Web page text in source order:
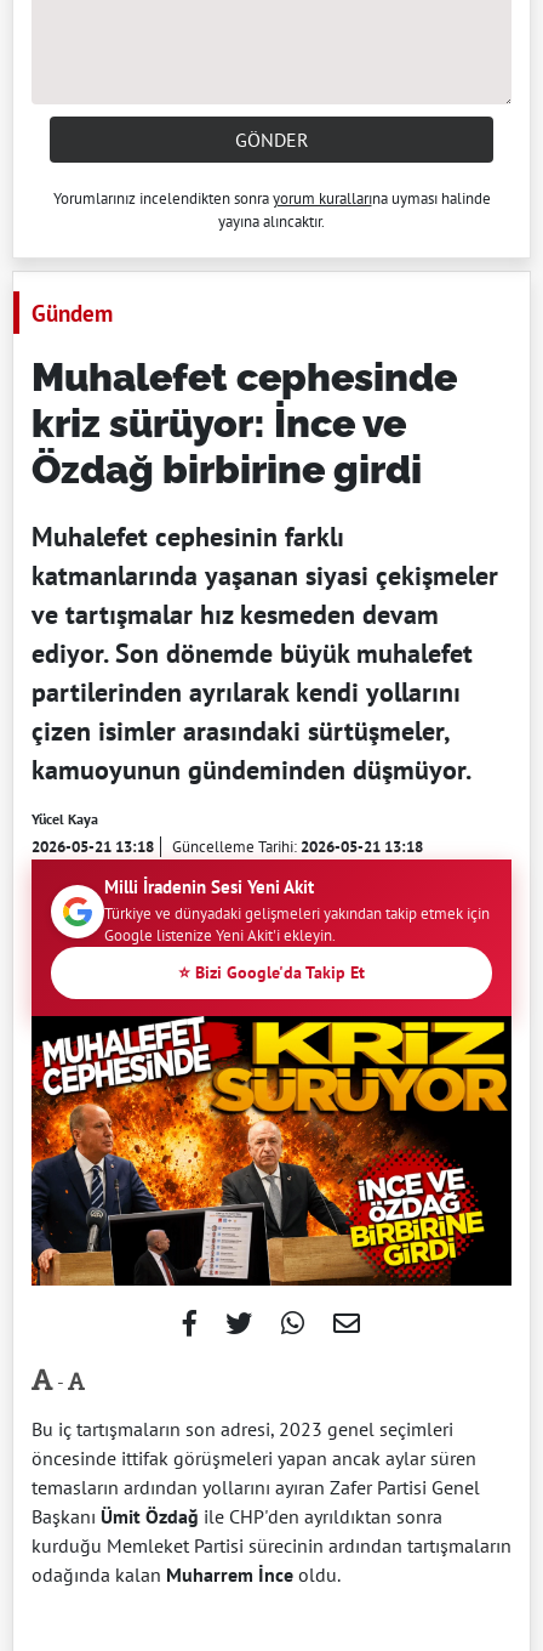
GÖNDER
Yorumlarınız incelendikten sonrayorum kurallarına uyması halinde
yayına alıncaktır.
Gündem
Muhalefet cephesinde
kriz sürüyor: İnce ve
Özdağ birbirine girdi
Muhalefet cephesinin farklı
katmanlarında yaşanan siyasi çekişmeler
ve tartışmalar hız kesmeden devam
ediyor. Son dönemde büyük muhalefet
partilerinden ayrılarak kendi yollarını
çizen isimler arasındaki sürtüşmeler,
kamuoyunun gündeminden düşmüyor.
Yücel Kaya
2026-05-21 13:18 Güncelleme Tarihi:2026-05-21 13:18
Milli İradenin Sesi Yeni Akit
Türkiye ve dünyadaki gelişmeleri yakından takip etmek için
Google listenize Yeni Akit'i ekleyin.
⭐ Bizi Google'da Takip Et
-
Bu iç tartışmaların son adresi, 2023 genel seçimleri
öncesinde ittifak görüşmeleri yapan ancak aylar süren
temasların ardından yollarını ayıran Zafer Partisi Genel
Başkanı Ümit Özdağ ile CHP'den ayrıldıktan sonra
kurduğu Memleket Partisi sürecinin ardından tartışmaların
odağında kalan Muharrem İnce oldu.